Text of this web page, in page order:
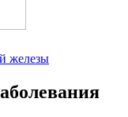
железы